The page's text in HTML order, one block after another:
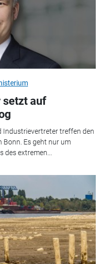
setzt auf
Industrievertreter treffen den
Bonn. Es geht nur um
extremen...